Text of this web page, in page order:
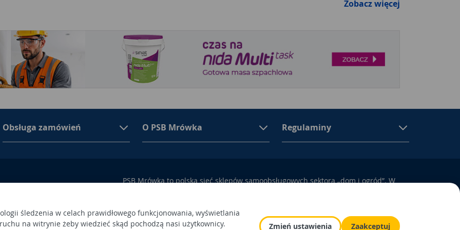
śledzenia w celach prawidłowego funkcjonowania, wyświetlania
na witrynie żeby wiedzieć skąd pochodzą nasi użytkownicy.
Zmień ustawienia Zaakceptuj
Zobacz więcej
Obsługa zamówień O PSB Mrówka Regulaminy
Busko-Zdrój
PSB Mrówka to polska sieć sklepów samoobsługowych sektora „dom i ogród”. W
także artykuły związane z ogrodem i otoczeniem domu.